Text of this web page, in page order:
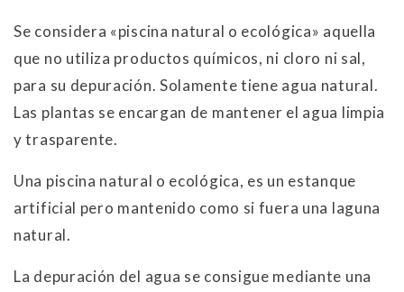
Se considera «piscina natural o ecológica» aquella
que no utiliza productos químicos, ni cloro ni sal,
para su depuración. Solamente tiene agua natural.
Las plantas se encargan de mantener el agua limpia
y trasparente.
Una piscina natural o ecológica, es un estanque
artificial pero mantenido como si fuera una laguna
natural.
La depuración del agua se consigue mediante una